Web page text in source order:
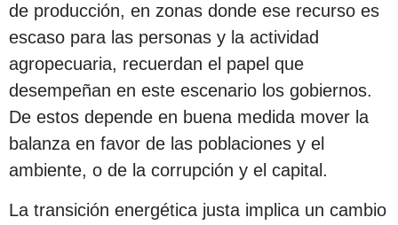
de producción, en zonas donde ese recurso es
escaso para las personas y la actividad
agropecuaria, recuerdan el papel que
desempeñan en este escenario los gobiernos.
De estos depende en buena medida mover la
balanza en favor de las poblaciones y el
ambiente, o de la corrupción y el capital.
La transición energética justa implica un cambio